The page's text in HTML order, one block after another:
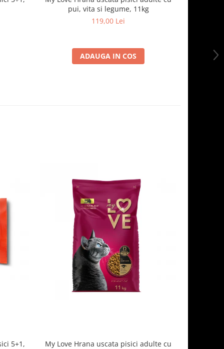
pui, vita si legume, 11kg
119,00 Lei
ADAUGA IN COS
5+1,
My Love Hrana uscata pisici adulte cu